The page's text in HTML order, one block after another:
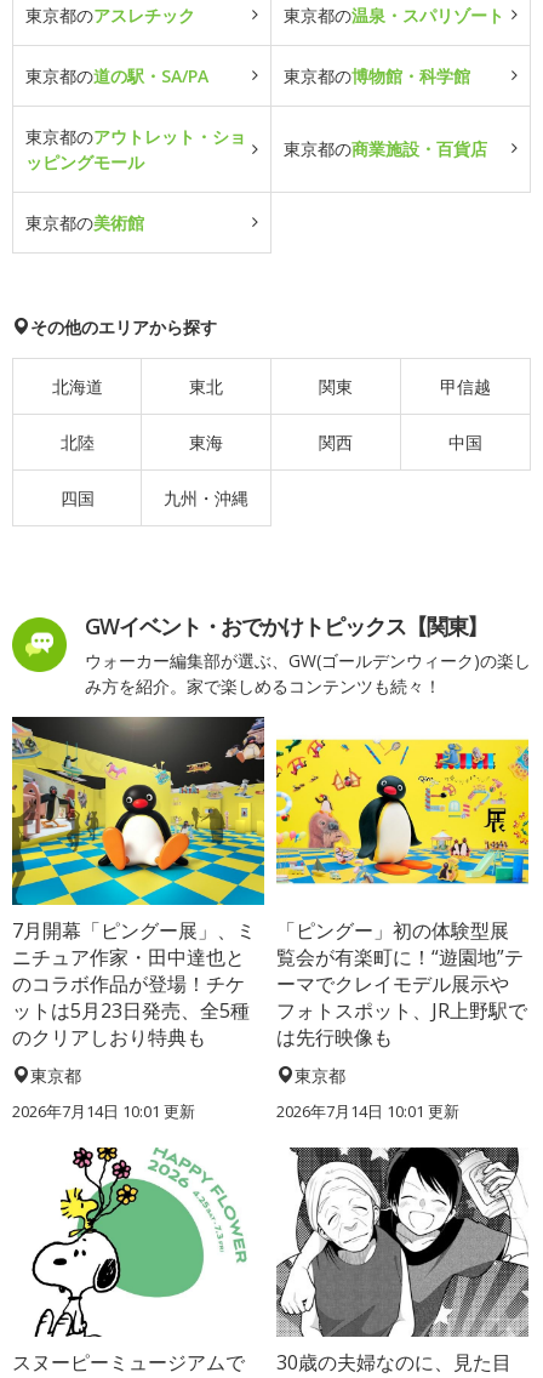
東京都のアスレチック 東京都の温泉・スパリゾート
東京都の道の駅・SA/PA 東京都の博物館・科学館
東京都のアウトレット・ショ
ッピングモール
東京都の商業施設・百貨店
東京都の美術館
その他のエリアから探す
北海道 東北 関東 甲信越
北陸 東海 関西 中国
四国 九州・沖縄
GWイベント・おでかけトピックス【関東】
ウォーカー編集部が選ぶ、GW(ゴールデンウィーク)の楽し
み方を紹介。家で楽しめるコンテンツも続々！
7月開幕「ピングー展」、ミ
ニチュア作家・田中達也と
のコラボ作品が登場！チケ
ットは5月23日発売、全5種
のクリアしおり特典も
東京都
2026年7月14日 10:01 更新
「ピングー」初の体験型展
覧会が有楽町に！“遊園地”テ
ーマでクレイモデル展示や
フォトスポット、JR上野駅で
は先行映像も
東京都
2026年7月14日 10:01 更新
スヌーピーミュージアムで
30歳の夫婦なのに、見た目